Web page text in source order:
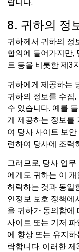
랍니다.
8. 귀하의 정
귀하께서 귀하의 정
합의에 들어가지만,
트 등을 비롯한 제3
귀하에게 제공하는
귀하의 정보를 수집
수 있습니다. 예를
게 제공하는 정보를
여 당사 사이트 보
련하여 당사에 조력
그러므로, 당사 업
에게도 귀하는 이
허락하는 것과 동일
인정보 보호 정책에
을 귀하가 동의함에
사이트 또는 기저 파
에 향상 또는 유지
락합니다. 이러한